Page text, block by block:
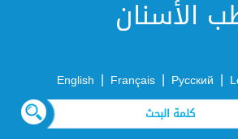
الأسنان
|
Русский
|
Français
|
English